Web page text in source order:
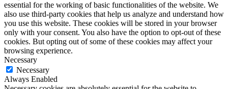
essential for the working of basic functionalities of the website. We
also use third-party cookies that help us analyze and understand how
you use this website. These cookies will be stored in your browser
only with your consent. You also have the option to opt-out of these
cookies. But opting out of some of these cookies may affect your
browsing experience.
Necessary
Necessary
Always Enabled